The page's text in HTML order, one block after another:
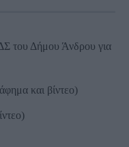
του Δήμου Άνδρου για
και βίντεο)